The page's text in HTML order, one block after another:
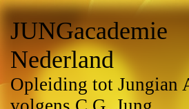
JUNGacademie
Nederland
Opleiding tot Jungian